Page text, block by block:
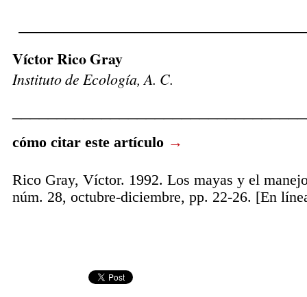
Víctor Rico Gray
Instituto de Ecología, A. C.
cómo citar este artículo →
Rico Gray, Víctor. 1992. Los mayas y el
núm. 28, octubre-diciembre, pp. 22-26. [En